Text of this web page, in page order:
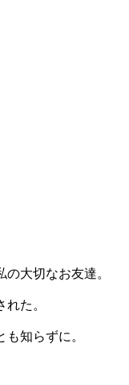
大切なお友達。
た。
知らずに。